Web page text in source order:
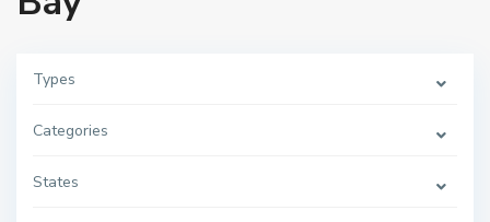
Types
Categories
States